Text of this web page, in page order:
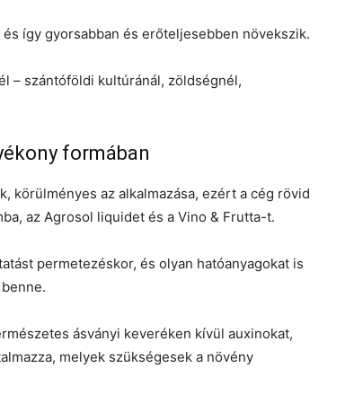
így gyorsabban és erőteljesebben növekszik.
– szántóföldi kultúránál, zöldségnél,
formában
körülményes az alkalmazása, ezért a cég rövid
az Agrosol liquidet és a Vino & Frutta-t.
permetezéskor, és olyan hatóanyagokat is
ásványi keveréken kívül auxinokat,
melyek szükségesek a növény